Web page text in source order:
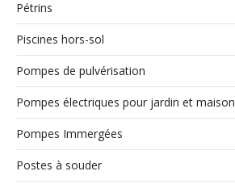
Pétrins
Piscines hors-sol
Pompes de pulvérisation
Pompes électriques pour jardin et maison
Pompes Immergées
Postes à souder